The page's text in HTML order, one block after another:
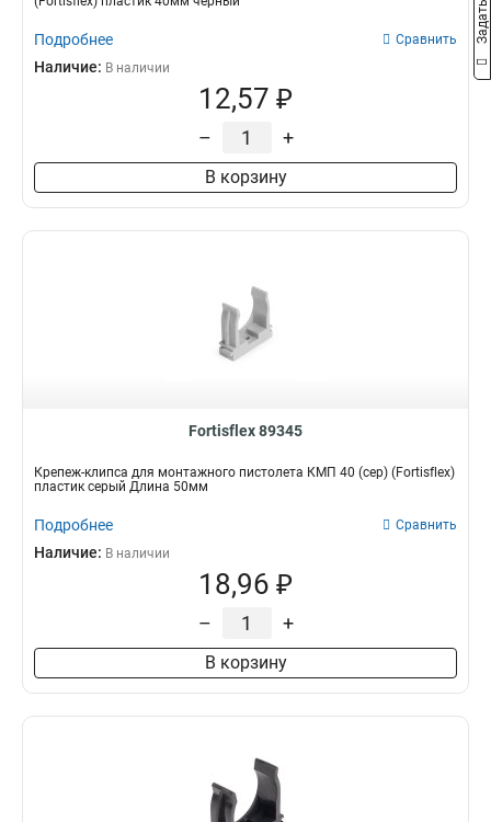
Подробнее Сравнить
Наличие: В наличии
12,57 ₽
– +
В корзину
Fortisflex 89345
Крепеж-клипса для монтажного пистолета КМП 40 (сер) (Fortisflex)
пластик серый Длина 50мм
Подробнее Сравнить
Наличие: В наличии
18,96 ₽
– +
В корзину